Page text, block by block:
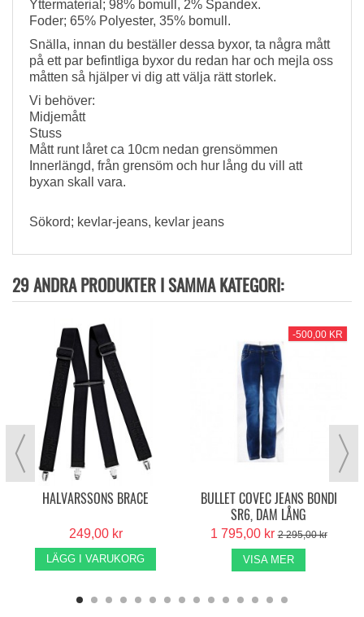
Yttermaterial; 98% bomull, 2% Spandex.
Foder; 65% Polyester, 35% bomull.
Snälla, innan du beställer dessa byxor, ta några mått
på ett par befintliga byxor du redan har och mejla oss
måtten så hjälper vi dig att välja rätt storlek.
Vi behöver:
Midjemått
Stuss
Mått runt låret ca 10cm nedan grensömmen
Innerlängd, från grensöm och hur lång du vill att
byxan skall vara.
Sökord; kevlar-jeans, kevlar jeans
29 ANDRA PRODUKTER I SAMMA KATEGORI:
HALVARSSONS BRACE
249,00 kr
LÄGG I VARUKORG
-500,00 KR
BULLET COVEC JEANS BONDI
SR6, DAM LÅNG
1 795,00 kr2 295,00 kr
VISA MER